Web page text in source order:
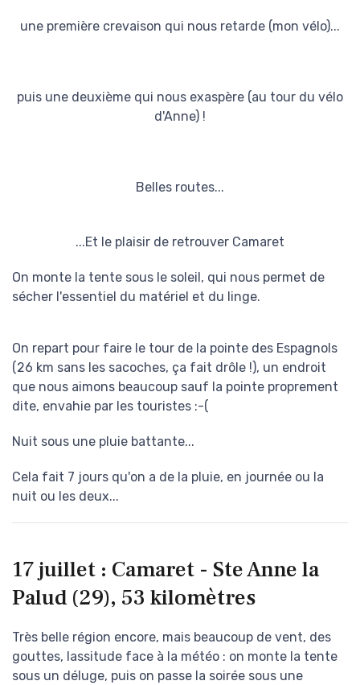
une première crevaison qui nous retarde (mon vélo)...
puis une deuxième qui nous exaspère (au tour du vélo
d'Anne) !
Belles routes...
...Et le plaisir de retrouver Camaret
On monte la tente sous le soleil, qui nous permet de
sécher l'essentiel du matériel et du linge.
On repart pour faire le tour de la pointe des Espagnols
(26 km sans les sacoches, ça fait drôle !), un endroit
que nous aimons beaucoup sauf la pointe proprement
dite, envahie par les touristes :-(
Nuit sous une pluie battante...
Cela fait 7 jours qu'on a de la pluie, en journée ou la
nuit ou les deux...
17 juillet : Camaret - Ste Anne la
Palud (29), 53 kilomètres
Très belle région encore, mais beaucoup de vent, des
gouttes, lassitude face à la météo : on monte la tente
sous un déluge, puis on passe la soirée sous une